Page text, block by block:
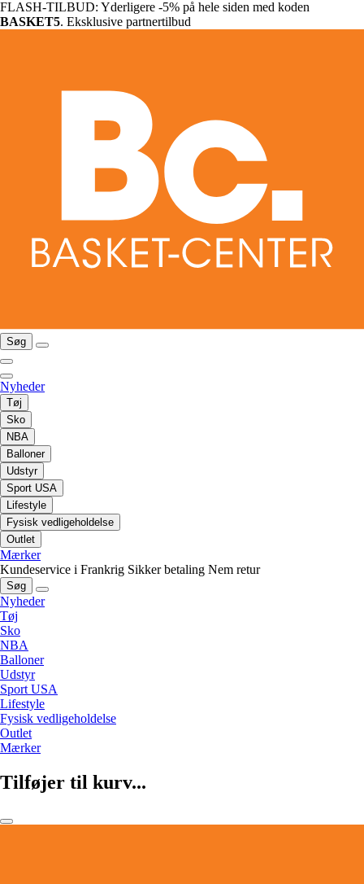
FLASH-TILBUD: Yderligere -5% på hele siden med koden
BASKET5. Eksklusive partnertilbud
Søg
Nyheder
Tøj
Sko
NBA
Balloner
Udstyr
Sport USA
Lifestyle
Fysisk vedligeholdelse
Outlet
Mærker
Kundeservice i Frankrig Sikker betaling Nem retur
Søg
Nyheder
Tøj
Sko
NBA
Balloner
Udstyr
Sport USA
Lifestyle
Fysisk vedligeholdelse
Outlet
Mærker
Tilføjer til kurv...